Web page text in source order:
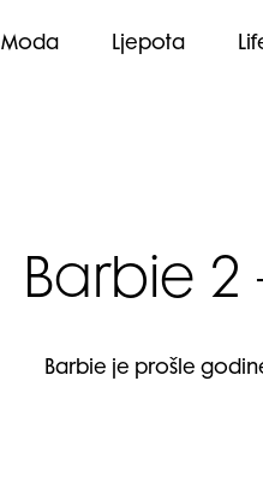
Moda Ljepota
Barbie 2
Barbie je prošle